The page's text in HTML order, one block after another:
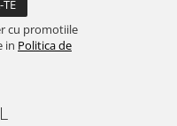
cu promotiile
in Politica de